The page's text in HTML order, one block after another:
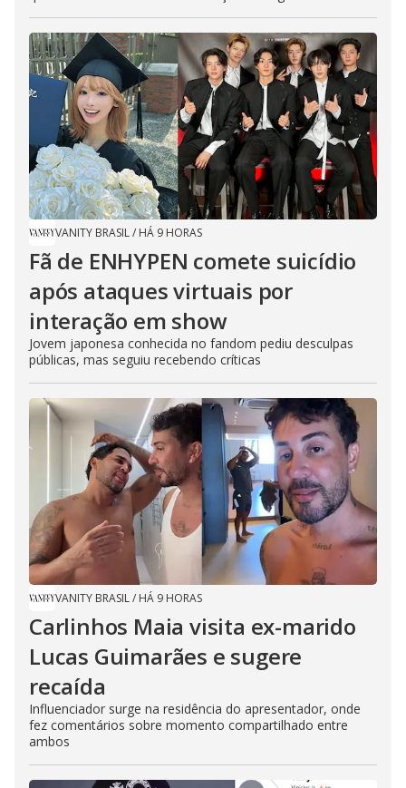
VANITY BRASIL/ HÁ 9 HORAS
Fã de ENHYPEN comete suicídio
após ataques virtuais por
interação em show
Jovem japonesa conhecida no fandom pediu desculpas
públicas, mas seguiu recebendo críticas
VANITY BRASIL/ HÁ 9 HORAS
Carlinhos Maia visita ex-marido
Lucas Guimarães e sugere
recaída
Influenciador surge na residência do apresentador, onde
fez comentários sobre momento compartilhado entre
ambos